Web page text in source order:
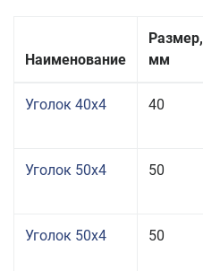
Наименование
Размер,
мм
Уголок 40x4 40
Уголок 50x4 50
Уголок 50x4 50